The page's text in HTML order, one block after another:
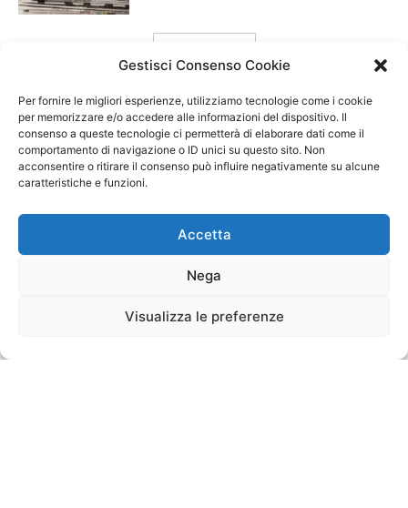
Gestisci Consenso Cookie
Per fornire le migliori esperienze, utilizziamo tecnologie come i cookie
per memorizzare e/o accedere alle informazioni del dispositivo. Il
consenso a queste tecnologie ci permetterà di elaborare dati come il
comportamento di navigazione o ID unici su questo sito. Non
acconsentire o ritirare il consenso può influire negativamente su alcune
caratteristiche e funzioni.
Accetta
Nega
Visualizza le preferenze